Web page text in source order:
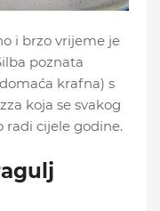
i brzo vrijeme je
poznata
krafna) s
koja se svakog
radi cijele godine.